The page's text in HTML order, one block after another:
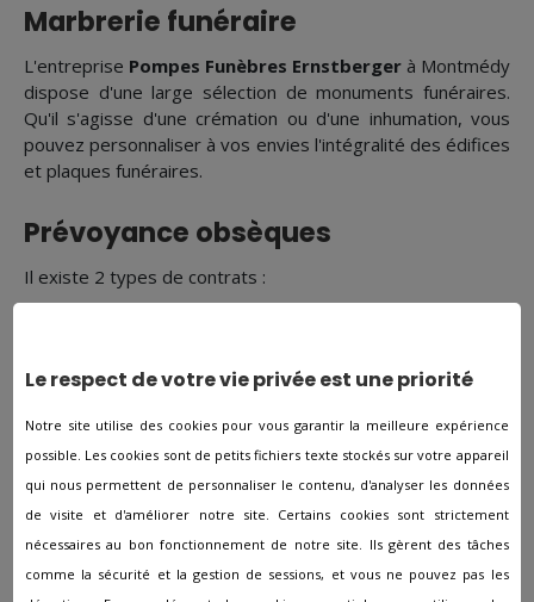
Marbrerie funéraire
L'entreprise Pompes Funèbres Ernstberger à Montmédy
dispose d'une large sélection de monuments funéraires.
Qu'il s'agisse d'une crémation ou d'une inhumation, vous
pouvez personnaliser à vos envies l'intégralité des édifices
et plaques funéraires.
Prévoyance obsèques
Il existe 2 types de contrats :
cotisée est léguée aux personnes bénéficiaires définies à
cérémonie funéraire.
Contrat funérailles en prestations : Dans ce cas, en plus de
cotiser, l'assuré fait part à l'agencePompes Funèbres
Ernstbergerde ses dernières volontés afin qu'elles
soient honorées lors de son décès.
Le respect de votre vie privée est une priorité
Notre site utilise des cookies pour vous garantir la meilleure expérience
possible. Les cookies sont de petits fichiers texte stockés sur votre appareil
qui nous permettent de personnaliser le contenu, d'analyser les données
de visite et d'améliorer notre site. Certains cookies sont strictement
nécessaires au bon fonctionnement de notre site. Ils gèrent des tâches
comme la sécurité et la gestion de sessions, et vous ne pouvez pas les